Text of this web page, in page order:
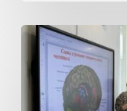
Методическое
объединение